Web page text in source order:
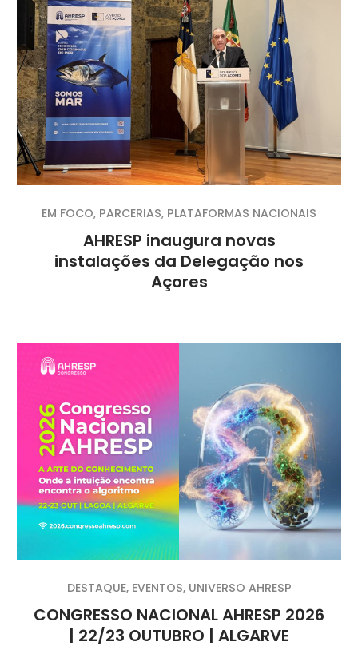
AHRESP inaugura novas
instalações da Delegação nos
Açores
EM FOCO, PARCERIAS, PLATAFORMAS NACIONAIS
CONGRESSO NACIONAL AHRESP 2026
| 22/23 OUTUBRO | ALGARVE
DESTAQUE, EVENTOS, UNIVERSO AHRESP